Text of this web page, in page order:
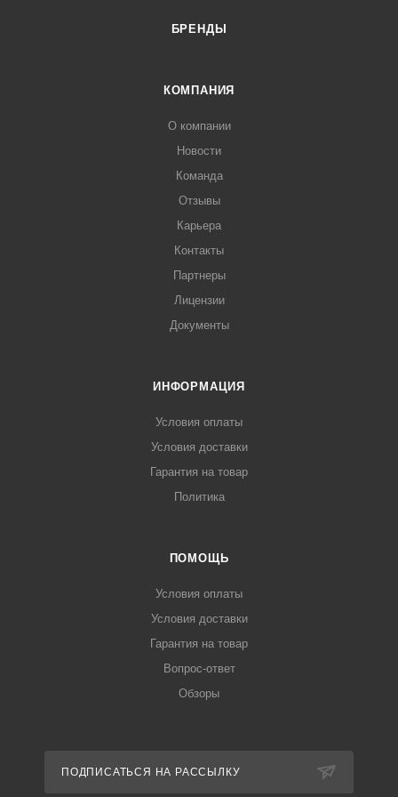
БРЕНДЫ
КОМПАНИЯ
О компании
Новости
Команда
Отзывы
Карьера
Контакты
Партнеры
Лицензии
Документы
ИНФОРМАЦИЯ
Условия оплаты
Условия доставки
Гарантия на товар
Политика
ПОМОЩЬ
Условия оплаты
Условия доставки
Гарантия на товар
Вопрос-ответ
Обзоры
ПОДПИСАТЬСЯ НА РАССЫЛКУ